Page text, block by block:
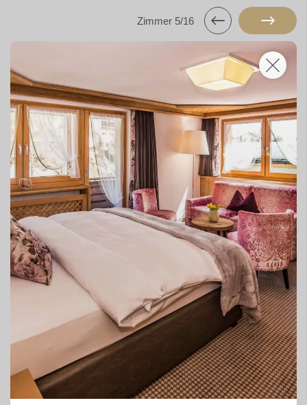
Zimmer 5/16
Hotels & Camping